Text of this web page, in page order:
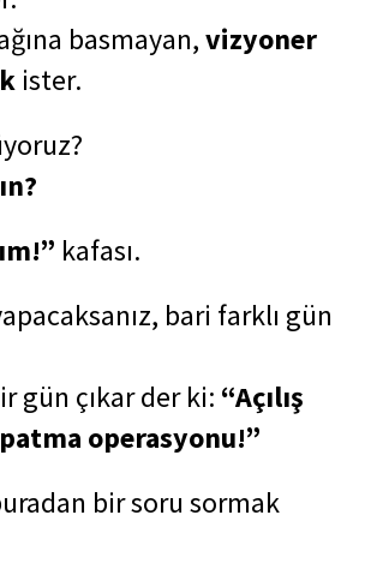
basmayan,vizyoner
ister.
kafası.
bari farklı gün
gün çıkar der ki: “Açılış
operasyonu!”
bir soru sormak